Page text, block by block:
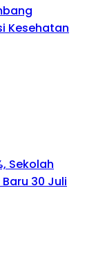
Kesehatan
Sekolah
30 Juli